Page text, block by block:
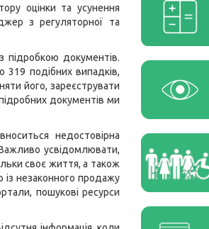
оцінки та усунення
з регуляторної та
підробкою документів.
319 подібних випадків,
його, зареєструвати
документів ми
недостовірна
усвідомлювати,
своє життя, а також
незаконного продажу
пошукові ресурси